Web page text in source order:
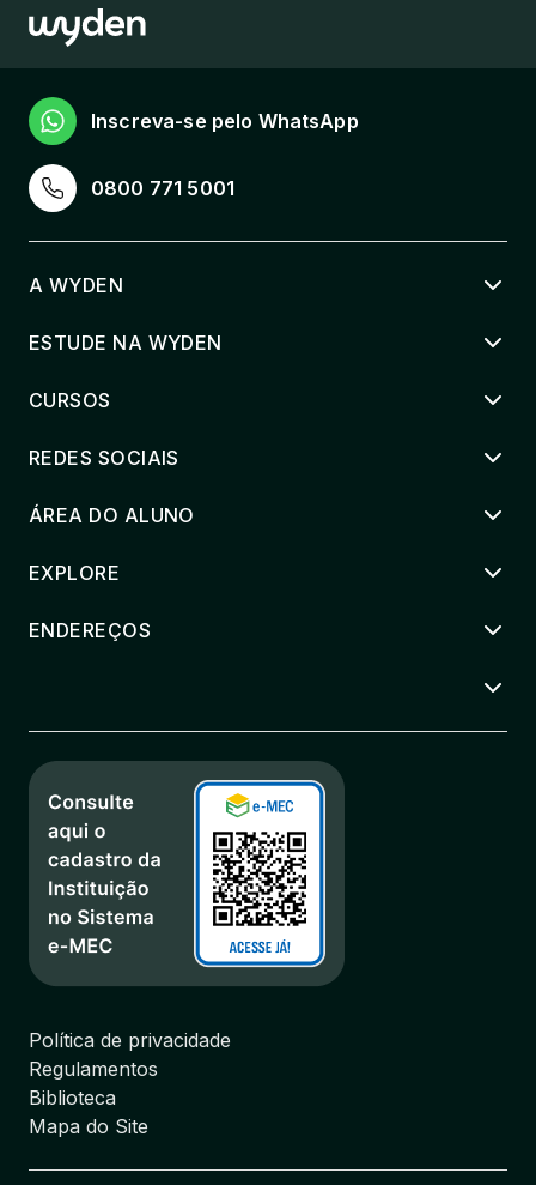
0800 771 5001
Inscreva-se pelo WhatsApp
A WYDEN
ESTUDE NA WYDEN
CURSOS
REDES SOCIAIS
ÁREA DO ALUNO
EXPLORE
ENDEREÇOS
Política de privacidade
Regulamentos
Biblioteca
Mapa do Site